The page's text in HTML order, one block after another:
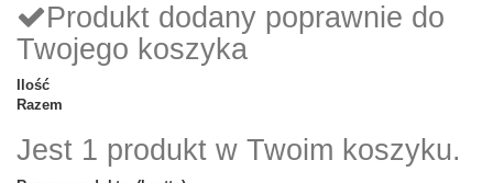
Produkt dodany poprawnie do
Twojego koszyka
Ilość
Razem
Jest 1 produkt w Twoim koszyku.